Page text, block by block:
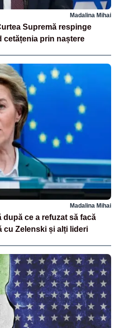
Madalina Mihai
Supremă respinge
cetățenia prin naștere
Madalina Mihai
ce a refuzat să facă
cu Zelenski și alți lideri